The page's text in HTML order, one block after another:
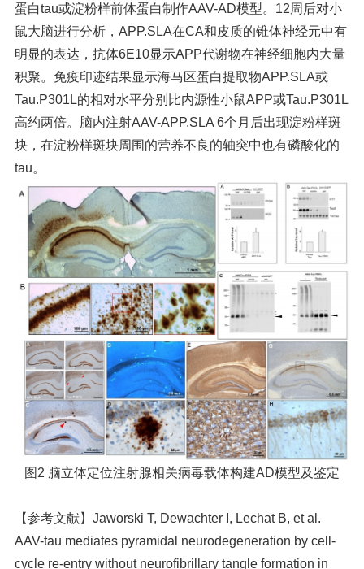
蛋白tau或淀粉样前体蛋白制作AAV-AD模型。12周后对小
鼠大脑进行分析，APP.SLA在CA和皮质的锥体神经元中有
明显的表达，抗体6E10显示APP代谢物在神经细胞内大量
积聚。免疫印迹结果显示海马区蛋白提取物APP.SLA或
Tau.P301L的相对水平分别比内源性小鼠APP或Tau.P301L
高约两倍。脑内注射AAV-APP.SLA 6个月后出现淀粉样斑
块，在淀粉样斑块周围的营养不良的轴突中也有磷酸化的
tau。
图2 脑立体定位注射腺相关病毒载体构建AD模型及鉴定
【参考文献】 Jaworski T, Dewachter I, Lechat B, et al.
AAV-tau mediates pyramidal neurodegeneration by cell-
cycle re-entry without neurofibrillary tangle formation in